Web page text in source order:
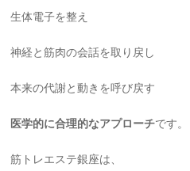
生体電子を整え
神経と筋肉の会話を取り戻し
本来の代謝と動きを呼び戻す
医学的に合理的なアプローチです。
筋トレエステ銀座は、